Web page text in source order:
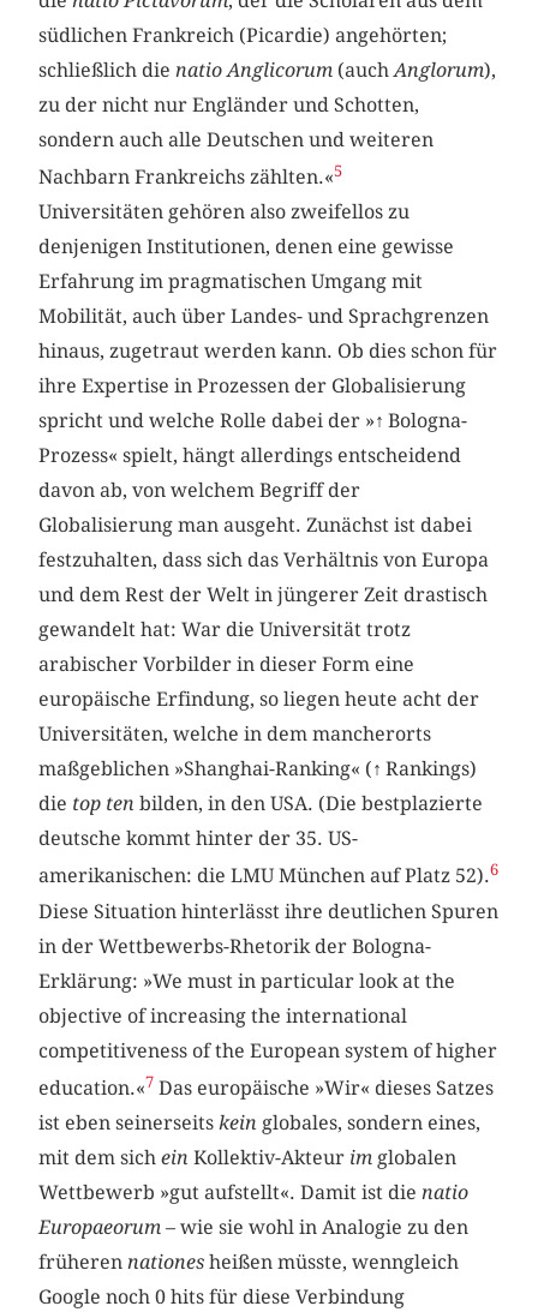
südlichen Frankreich (Picardie) angehörten;
schließlich dienatio Anglicorum (auchAnglorum),
zu der nicht nur Engländer und Schotten,
sondern auch alle Deutschen und weiteren
Nachbarn Frankreichs zählten.«5
Universitäten gehören also zweifellos zu
denjenigen Institutionen, denen eine gewisse
Erfahrung im pragmatischen Umgang mit
Mobilität, auch über Landes- und Sprachgrenzen
hinaus, zugetraut werden kann. Ob dies schon für
ihre Expertise in Prozessen der Globalisierung
spricht und welche Rolle dabei der »↑Bologna-
Prozess« spielt, hängt allerdings entscheidend
davon ab, von welchem Begriff der
Globalisierung man ausgeht. Zunächst ist dabei
festzuhalten, dass sich das Verhältnis von Europa
und dem Rest der Welt in jüngerer Zeit drastisch
gewandelt hat: War die Universität trotz
arabischer Vorbilder in dieser Form eine
europäische Erfindung, so liegen heute acht der
Universitäten, welche in dem mancherorts
maßgeblichen »Shanghai-Ranking« (↑Rankings)
die top ten bilden, in den USA. (Die bestplazierte
deutsche kommt hinter der 35. US-
amerikanischen: die LMU München auf Platz 52).6
Diese Situation hinterlässt ihre deutlichen Spuren
in der Wettbewerbs-Rhetorik der Bologna-
Erklärung: »We must in particular look at the
objective of increasing the international
competitiveness of the European system of higher
education.«7 Das europäische »Wir« dieses Satzes
ist eben seinerseits kein globales, sondern eines,
mit dem sicheinKollektiv-Akteur im globalen
Wettbewerb »gut aufstellt«. Damit ist die natio
Europaeorum– wie sie wohl in Analogie zu den
früheren nationes heißen müsste, wenngleich
Google noch 0 hits für diese Verbindung